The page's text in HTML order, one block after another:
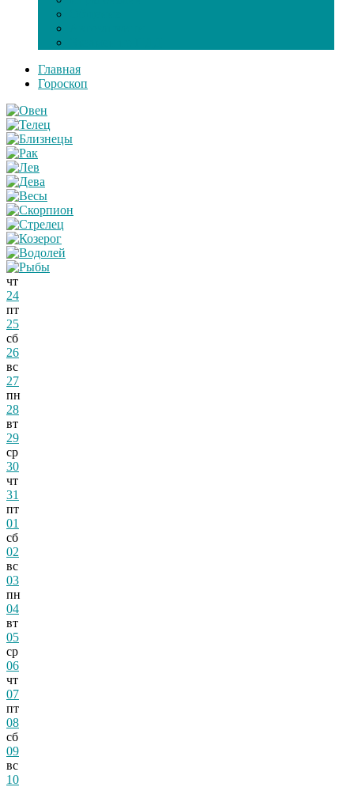
Главная
Гороскоп
чт
24
пт
25
сб
26
вс
27
пн
28
вт
29
ср
30
чт
31
пт
01
сб
02
вс
03
пн
04
вт
05
ср
06
чт
07
пт
08
сб
09
вс
10